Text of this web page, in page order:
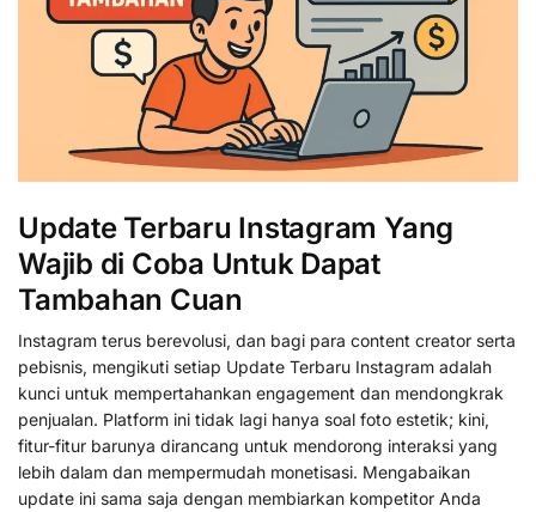
Update Terbaru Instagram Yang
Wajib di Coba Untuk Dapat
Tambahan Cuan
Instagram terus berevolusi, dan bagi para content creator serta
pebisnis, mengikuti setiap Update Terbaru Instagram adalah
kunci untuk mempertahankan engagement dan mendongkrak
penjualan. Platform ini tidak lagi hanya soal foto estetik; kini,
fitur-fitur barunya dirancang untuk mendorong interaksi yang
lebih dalam dan mempermudah monetisasi. Mengabaikan
update ini sama saja dengan membiarkan kompetitor Anda